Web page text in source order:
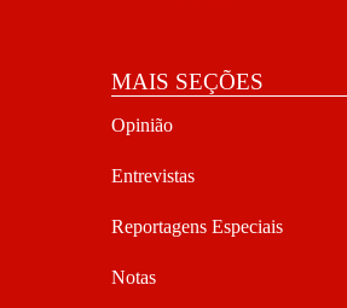
MAIS SEÇÕES
Opinião
Entrevistas
Reportagens Especiais
Notas